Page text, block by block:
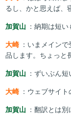
るし、かと思えば、
加賀山 ：納期は短
大崎 ：いまメイン
品します。ちょっと
加賀山 ：ずいぶん
大崎 ：ウェブサイ
加賀山 ：翻訳とは